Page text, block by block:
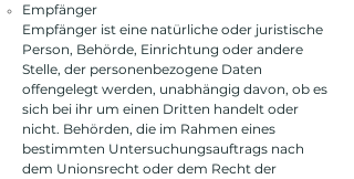
Empfänger
Empfänger ist eine natürliche oder juristische
Person, Behörde, Einrichtung oder andere
Stelle, der personenbezogene Daten
offengelegt werden, unabhängig davon, ob es
sich bei ihr um einen Dritten handelt oder
nicht. Behörden, die im Rahmen eines
bestimmten Untersuchungsauftrags nach
dem Unionsrecht oder dem Recht der